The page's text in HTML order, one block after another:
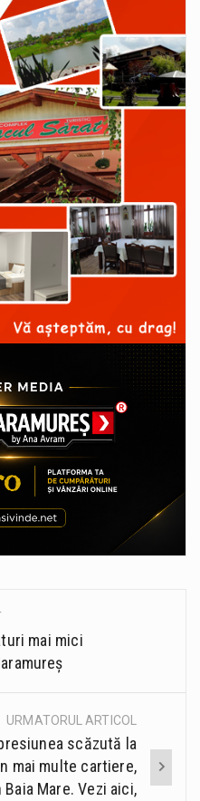
mai mici
URMATORUL ARTICOL
scăzută la
mai multe cartiere,
Mare. Vezi aici,